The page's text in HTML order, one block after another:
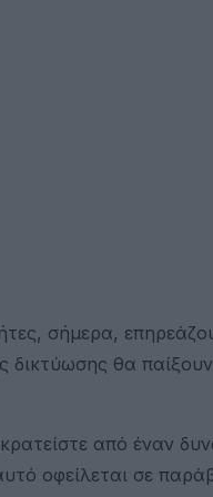
σήμερα,
δικτύωσης θα
από έναν
οφείλεται σε